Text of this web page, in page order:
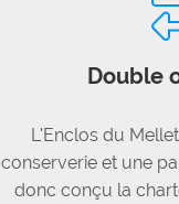
Double
L'Enclos du
conserverie et une
donc conçu la